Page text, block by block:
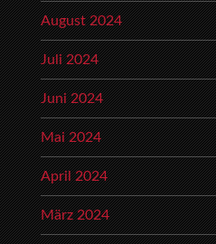
August 2024
Juli 2024
Juni 2024
Mai 2024
April 2024
März 2024